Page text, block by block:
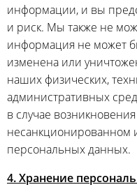
информации, и вы
и риск. Мы также не
информация не может
изменена или
наших физических,
административных
в случае
несанкционированном
персональных данных.
4. Хранение